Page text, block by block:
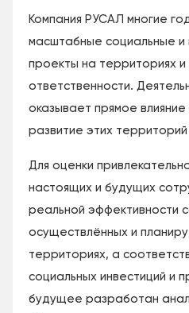
Компания РУСАЛ многие
масштабные социальные и
проекты на территориях
ответственности.
оказывает прямое
развитие этих
Для оценки
настоящих и будущих
реальной эффективности
осуществлённых и
территориях, а
социальных инвестиций и
будущее разработан